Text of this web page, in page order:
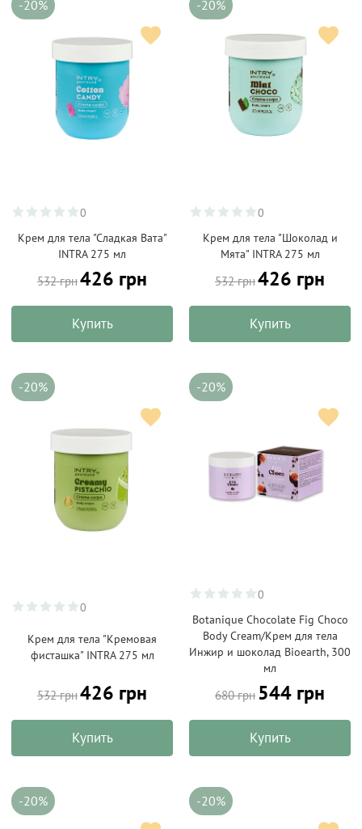
-20%
0
Крем для тела "Сладкая Вата"
INTRA 275 мл
532 грн426 грн
Купить
-20%
0
Крем для тела "Шоколад и
Мята" INTRA 275 мл
532 грн426 грн
Купить
-20%
0
Крем для тела "Кремовая
фисташка" INTRA 275 мл
532 грн426 грн
Купить
-20%
0
Botanique Chocolate Fig Choco
Body Cream/Крем для тела
Инжир и шоколад Bioearth, 300
мл
680 грн 544 грн
Купить
-20% -20%